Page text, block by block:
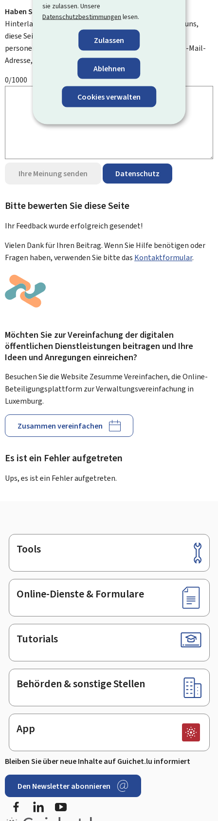
sie zulassen. Unsere
Datenschutzbestimmungen lesen.
Zulassen
Ablehnen
Cookies verwalten
Haben Sie Verbesserungsvorschläge?
Hinterlassen Sie uns einen Kommentar und helfen Sie uns,
diese Seite zu verbessern. Bitte geben Sie keine
personenbezogenen Daten an, wie zum Beispiel Ihre E-Mail-
Adresse, Ihren Namen oder Ihre Telefonnummer.
0/1000
Ihre Meinung senden Datenschutz
Bitte bewerten Sie diese Seite
Ihr Feedback wurdeerfolgreichgesendet!
Vielen Dank für Ihren Beitrag. Wenn Sie Hilfe benötigen oder
Fragen haben, verwenden Sie bitte das Kontaktformular.
Möchten Sie zur Vereinfachung der digitalen
öffentlichen Dienstleistungen beitragen und Ihre
Ideen und Anregungen einreichen?
Besuchen Sie die Website Zesumme Vereinfachen, die Online-
Beteiligungsplattform zur Verwaltungsvereinfachung in
Luxemburg.
Zusammen vereinfachen
Es ist ein Fehler aufgetreten
Ups, es ist ein Fehler aufgetreten.
Footer
Tools
Online-Dienste & Formulare
Tutorials
Behörden & sonstige Stellen
App
Bleiben Sie über neue Inhalte auf Guichet.lu informiert
Den Newsletter abonnieren
FacebookLinkedIn